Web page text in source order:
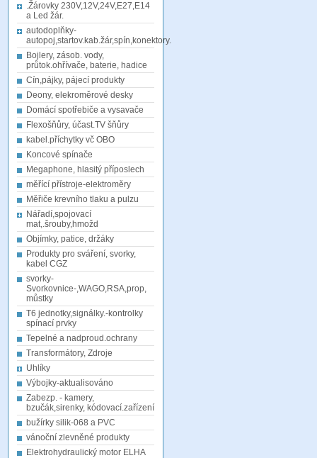
.Žárovky 230V,12V,24V,E27,E14
a Led žár.
autodoplňky-
autopoj,startov.kab.žár,spín,konektory.
Bojlery, zásob. vody,
průtok.ohřívače, baterie, hadice
Cín,pájky, pájecí produkty
Deony, elekroměrové desky
Domácí spotřebiče a vysavače
Flexošňůry, účast.TV šňůry
kabel.příchytky vč OBO
Koncové spínače
Megaphone, hlasitý příposlech
měřící přístroje-elektroměry
Měřiče krevního tlaku a pulzu
Nářadí,spojovací
mat,.šrouby,hmožd
Objímky, patice, držáky
Produkty pro sváření, svorky,
kabel CGZ
svorky-
Svorkovnice-,WAGO,RSA,prop,
můstky
T6 jednotky,signálky.-kontrolky
spínací prvky
Tepelné a nadproud.ochrany
Transformátory, Zdroje
Uhlíky
Výbojky-aktualisováno
Zabezp. - kamery,
bzučák,sirenky, kódovací.zařízení
bužírky silik-068 a PVC
vánoční zlevněné produkty
Elektrohydraulický motor ELHA